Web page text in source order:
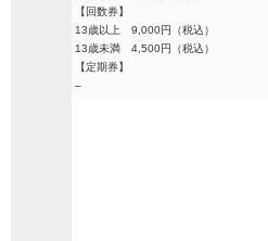
【回数券】
13歳以上 9,000円（税込）
13歳未満 4,500円（税込）
【定期券】
–